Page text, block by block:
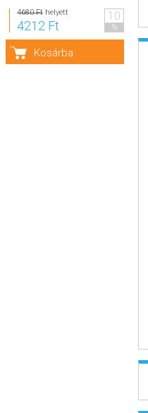
4680 Ft helyett
4212 Ft
10
%
Kosárba